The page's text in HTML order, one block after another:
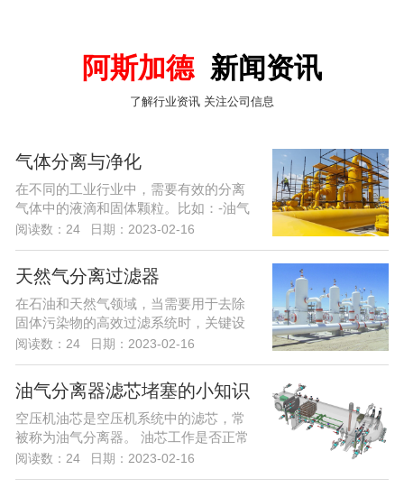
阿斯加德 新闻资讯
了解行业资讯 关注公司信息
气体分离与净化
在不同的工业行业中，需要有效的分离
气体中的液滴和固体颗粒。比如：-油气
分离计量；...
阅读数：24 日期：2023-02-16
天然气分离过滤器
在石油和天然气领域，当需要用于去除
固体污染物的高效过滤系统时，关键设
备中将使用干...
阅读数：24 日期：2023-02-16
油气分离器滤芯堵塞的小知识
空压机油芯是空压机系统中的滤芯，常
被称为油气分离器。 油芯工作是否正常
影响空压机...
阅读数：24 日期：2023-02-16